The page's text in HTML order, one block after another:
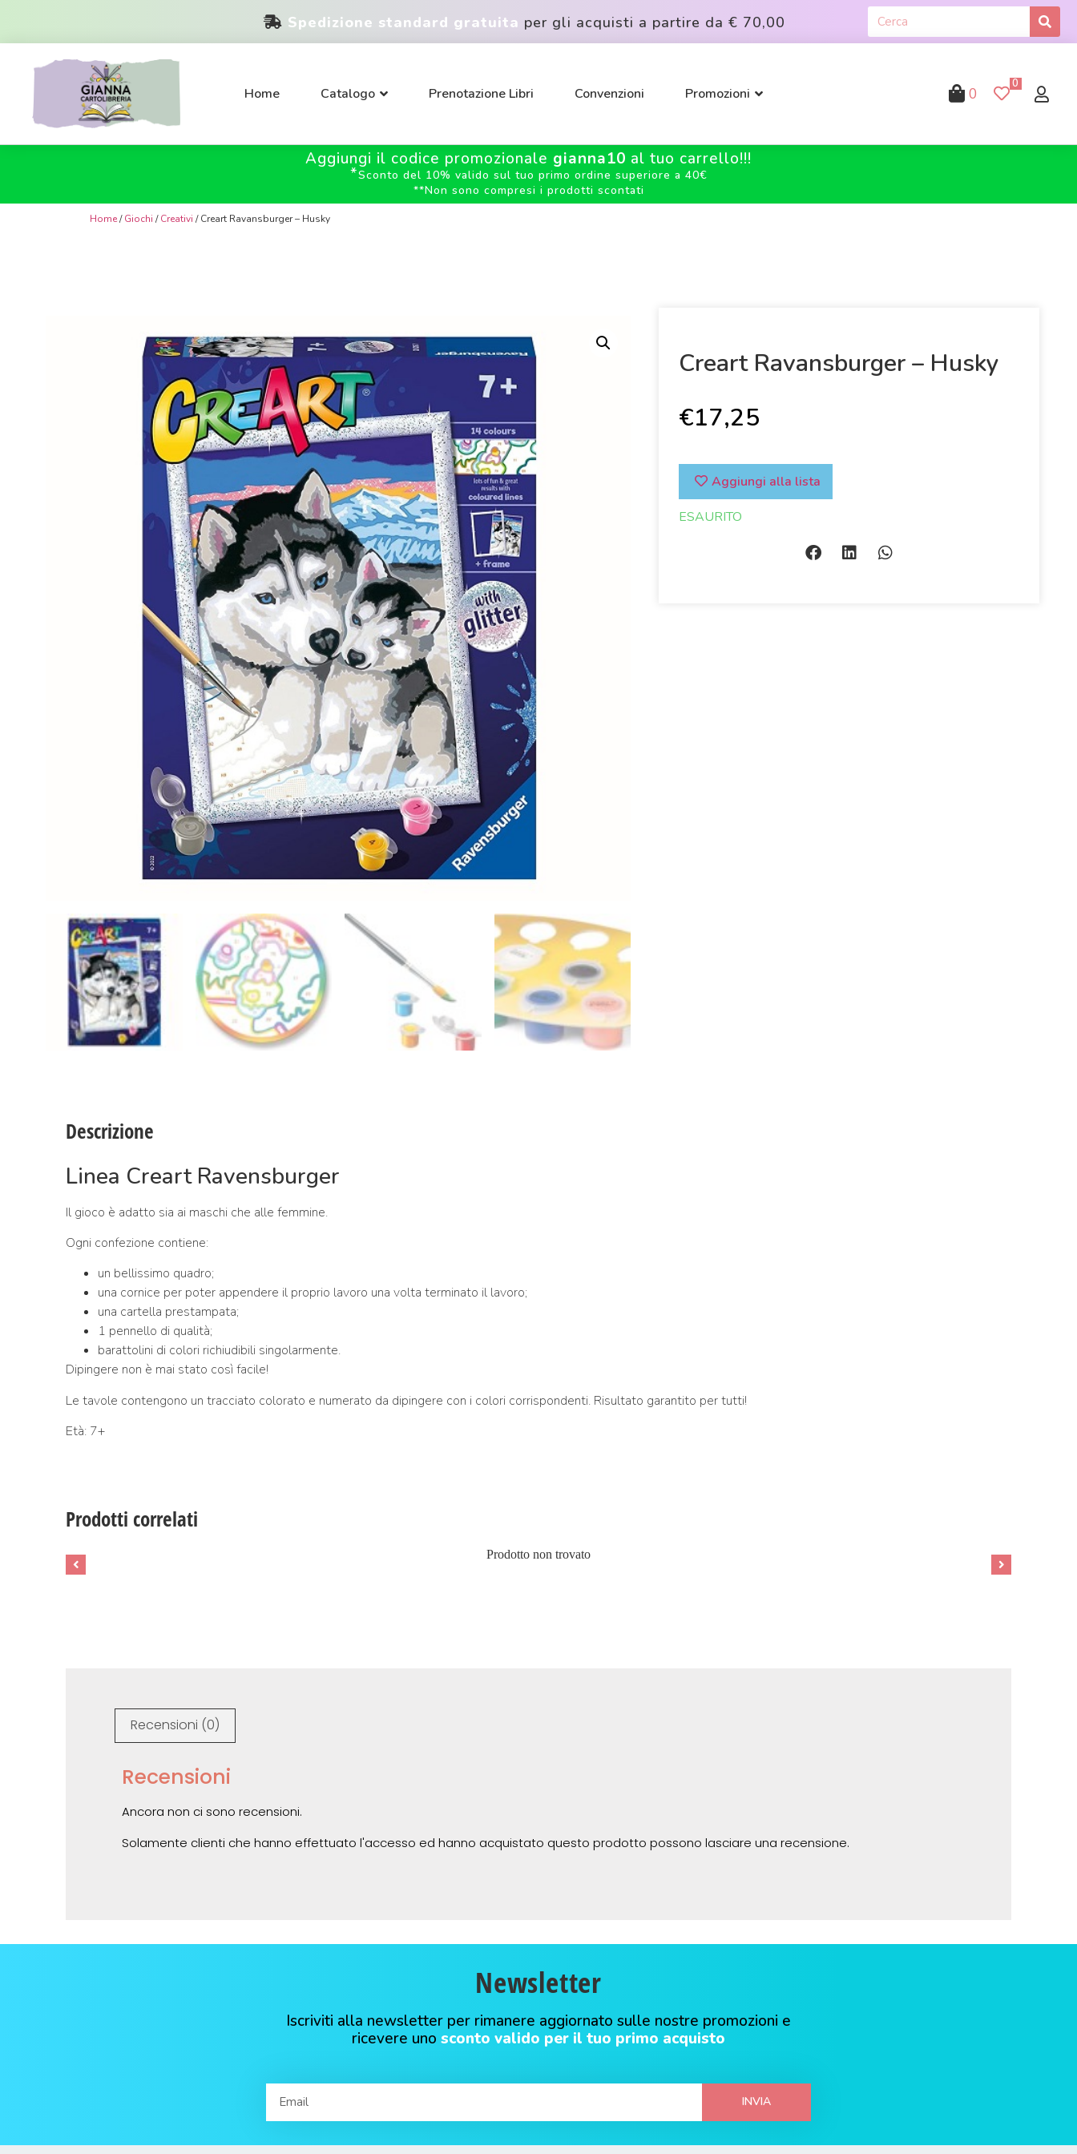
Spedizione standard gratuita per gli acquisti a partire da € 70,00
Home Catalogo Prenotazione Libri Convenzioni Promozioni 0
0
Aggiungi il codice promozionale gianna10 al tuo carrello!!!
*Sconto del 10% valido sul tuo primo ordine superiore a 40€
**Non sono compresi i prodotti scontati
Home/Giochi /Creativi / Creart Ravansburger – Husky
Creart Ravansburger – Husky
€17,25
Aggiungi alla lista
ESAURITO
Descrizione
Linea Creart Ravensburger
Il gioco è adatto sia ai maschi che alle femmine.
Ogni confezione contiene:
un bellissimo quadro;
una cornice per poter appendere il proprio lavoro una volta terminato il lavoro;
una cartella prestampata;
1 pennello di qualità;
barattolini di colori richiudibili singolarmente.
Dipingere non è mai stato così facile!
Le tavole contengono un tracciato colorato e numerato da dipingere con i colori corrispondenti. Risultato garantito per tutti!
Età: 7+
Prodotti correlati
Prodotto non trovato
Recensioni (0)
Recensioni
Ancora non ci sono recensioni.
Solamente clienti che hanno effettuato l'accesso ed hanno acquistato questo prodotto possono lasciare una recensione.
Newsletter
Iscriviti alla newsletter per rimanere aggiornato sulle nostre promozioni e
ricevere uno sconto valido per il tuo primo acquisto
INVIA